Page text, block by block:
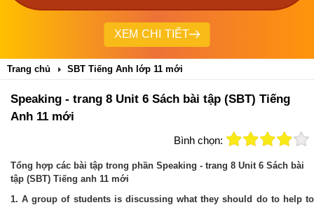
XEM CHI TIẾT
Trang chủ SBT Tiếng Anh lớp 11 mới
Speaking - trang 8 Unit 6 Sách bài tập (SBT) Tiếng
Anh 11 mới
Bình chọn:
Tổng hợp các bài tập trong phần Speaking - trang 8 Unit 6 Sách bài
tập (SBT) Tiếng anh 11 mới
1. A group of students is discussing what they should do to help to